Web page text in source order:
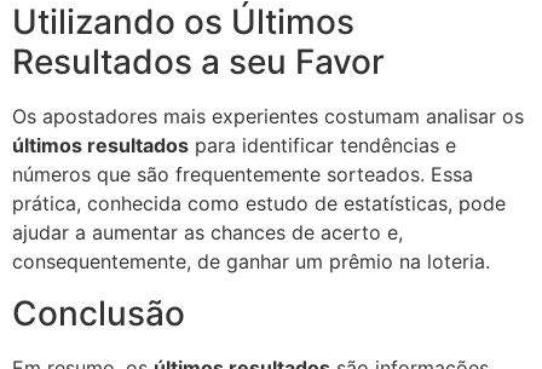
Utilizando os Últimos
Resultados a seu Favor
Os apostadores mais experientes costumam analisar os
últimos resultados para identificar tendências e
números que são frequentemente sorteados. Essa
prática, conhecida como estudo de estatísticas, pode
ajudar a aumentar as chances de acerto e,
consequentemente, de ganhar um prêmio na loteria.
Conclusão